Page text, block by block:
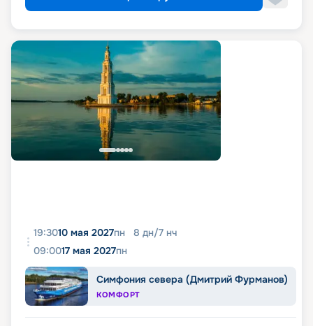
19:3010 мая 2027пн 8 дн/7 нч
09:0017 мая 2027пн
Симфония севера (Дмитрий Фурманов)
КОМФОРТ